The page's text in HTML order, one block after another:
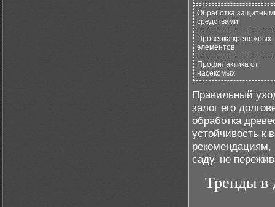
Обработка
средствами
Проверка крепежных
элементов
Профилактика от
насекомых
Правильный
залог его
обработка
устойчивость к
рекомендациям,
саду, не
Тренды в